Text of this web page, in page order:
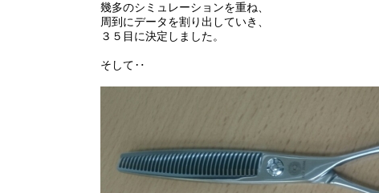
幾多のシミュレーションを重ね、
周到にデータを割り出していき、
３５目に決定しました。
そして‥